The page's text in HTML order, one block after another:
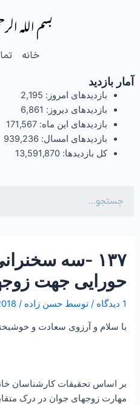
بسم الله
خانه
آمار بازدید
بازدیدهای امروز: 2,195
بازدیدهای دیروز: 6,861
بازدیدهای این ماه: 171,567
بازدیدهای امسال: 939,236
کل بازدیدها: 13,591,870
۱۳۷ -سه
حورایی جهت
1 دیدگاه / توسطحسن زاده/
2018-
با سلام و آرزوی سعادت و
بر اساس تحقیقات کارشناسان
مهارت زوجهای جوان در درک